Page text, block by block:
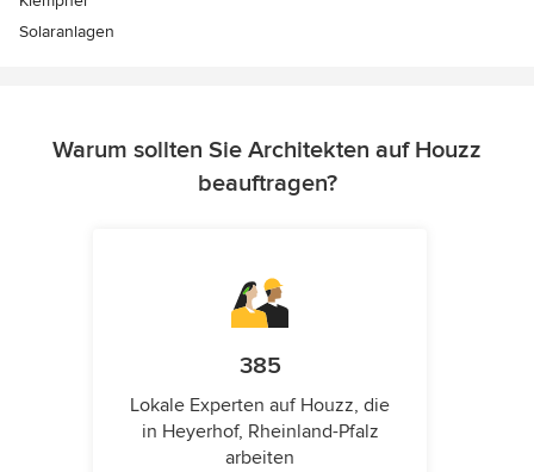
Solaranlagen
Warum sollten Sie Architekten auf Houzz
beauftragen?
385
Lokale Experten auf Houzz, die
in Heyerhof, Rheinland-Pfalz
arbeiten